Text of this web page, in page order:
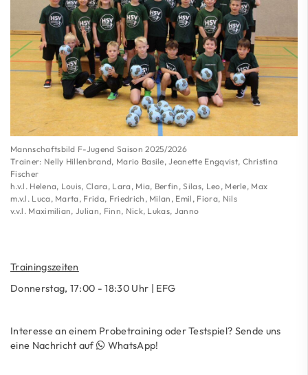
Mannschaftsbild F-Jugend Saison 2025/2026
Trainer: Nelly Hillenbrand, Mario Basile, Jeanette Engqvist, Christina
Fischer
h.v.l. Helena, Louis, Clara, Lara, Mia, Berfin, Silas, Leo, Merle, Max
m.v.l. Luca, Marta, Frida, Friedrich, Milan, Emil, Fiora, Nils
v.v.l. Maximilian, Julian, Finn, Nick, Lukas, Janno
Trainingszeiten
Donnerstag, 17:00 - 18:30 Uhr | EFG
Interesse an einem Probetraining oder Testspiel? Sende uns
eine Nachricht auf
WhatsApp!